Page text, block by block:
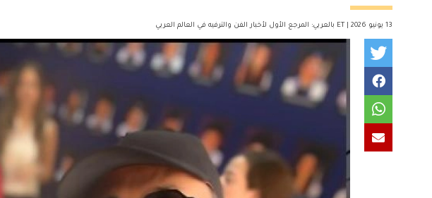
13 يونيو 2026 | ET بالعربي: المرجع الأول لأخبار الفن والترفيه في العالم العربي